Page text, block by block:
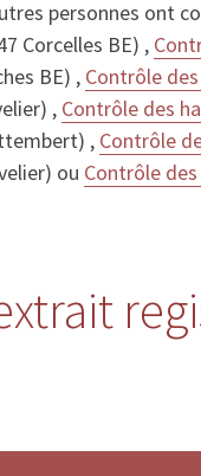
personnes ont
Corcelles BE) ,
BE) , Contrôle
, Contrôle des
, Contrôle
ou Contrôle